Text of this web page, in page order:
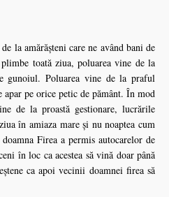
la amărăşteni care ne având bani de
toată ziua, poluarea vine de la
gunoiul. Poluarea vine de la praful
apar pe orice petic de pământ. În mod
de la proastă gestionare, lucrările
în amiaza mare şi nu noaptea cum
Firea a permis autocarelor de
în loc ca acestea să vină doar până
ca apoi vecinii doamnei firea să